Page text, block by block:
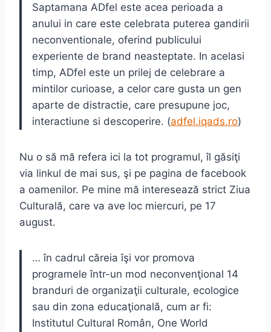
Saptamana ADfel este acea perioada a
anului in care este celebrata puterea gandirii
neconventionale, oferind publicului
experiente de brand neasteptate. In acelasi
timp, ADfel este un prilej de celebrare a
mintilor curioase, a celor care gusta un gen
aparte de distractie, care presupune joc,
interactiune si descoperire. (adfel.iqads.ro)
Nu o să mă refera ici la tot programul, îl găsiţi
via linkul de mai sus, şi pe pagina de facebook
a oamenilor. Pe mine mă interesează strict Ziua
Culturală, care va ave loc miercuri, pe 17
august.
… în cadrul căreia îşi vor promova
programele într-un mod neconvenţional 14
branduri de organizaţii culturale, ecologice
sau din zona educaţională, cum ar fi:
Institutul Cultural Român, One World